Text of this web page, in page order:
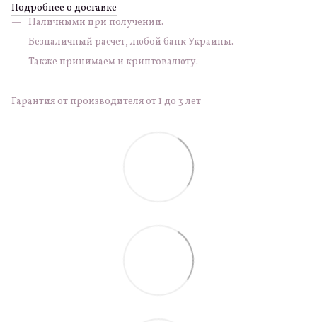
Подробнее о доставке
Наличными при получении.
Безналичный расчет, любой банк Украины.
Также принимаем и криптовалюту.
Гарантия от производителя от 1 до 3 лет